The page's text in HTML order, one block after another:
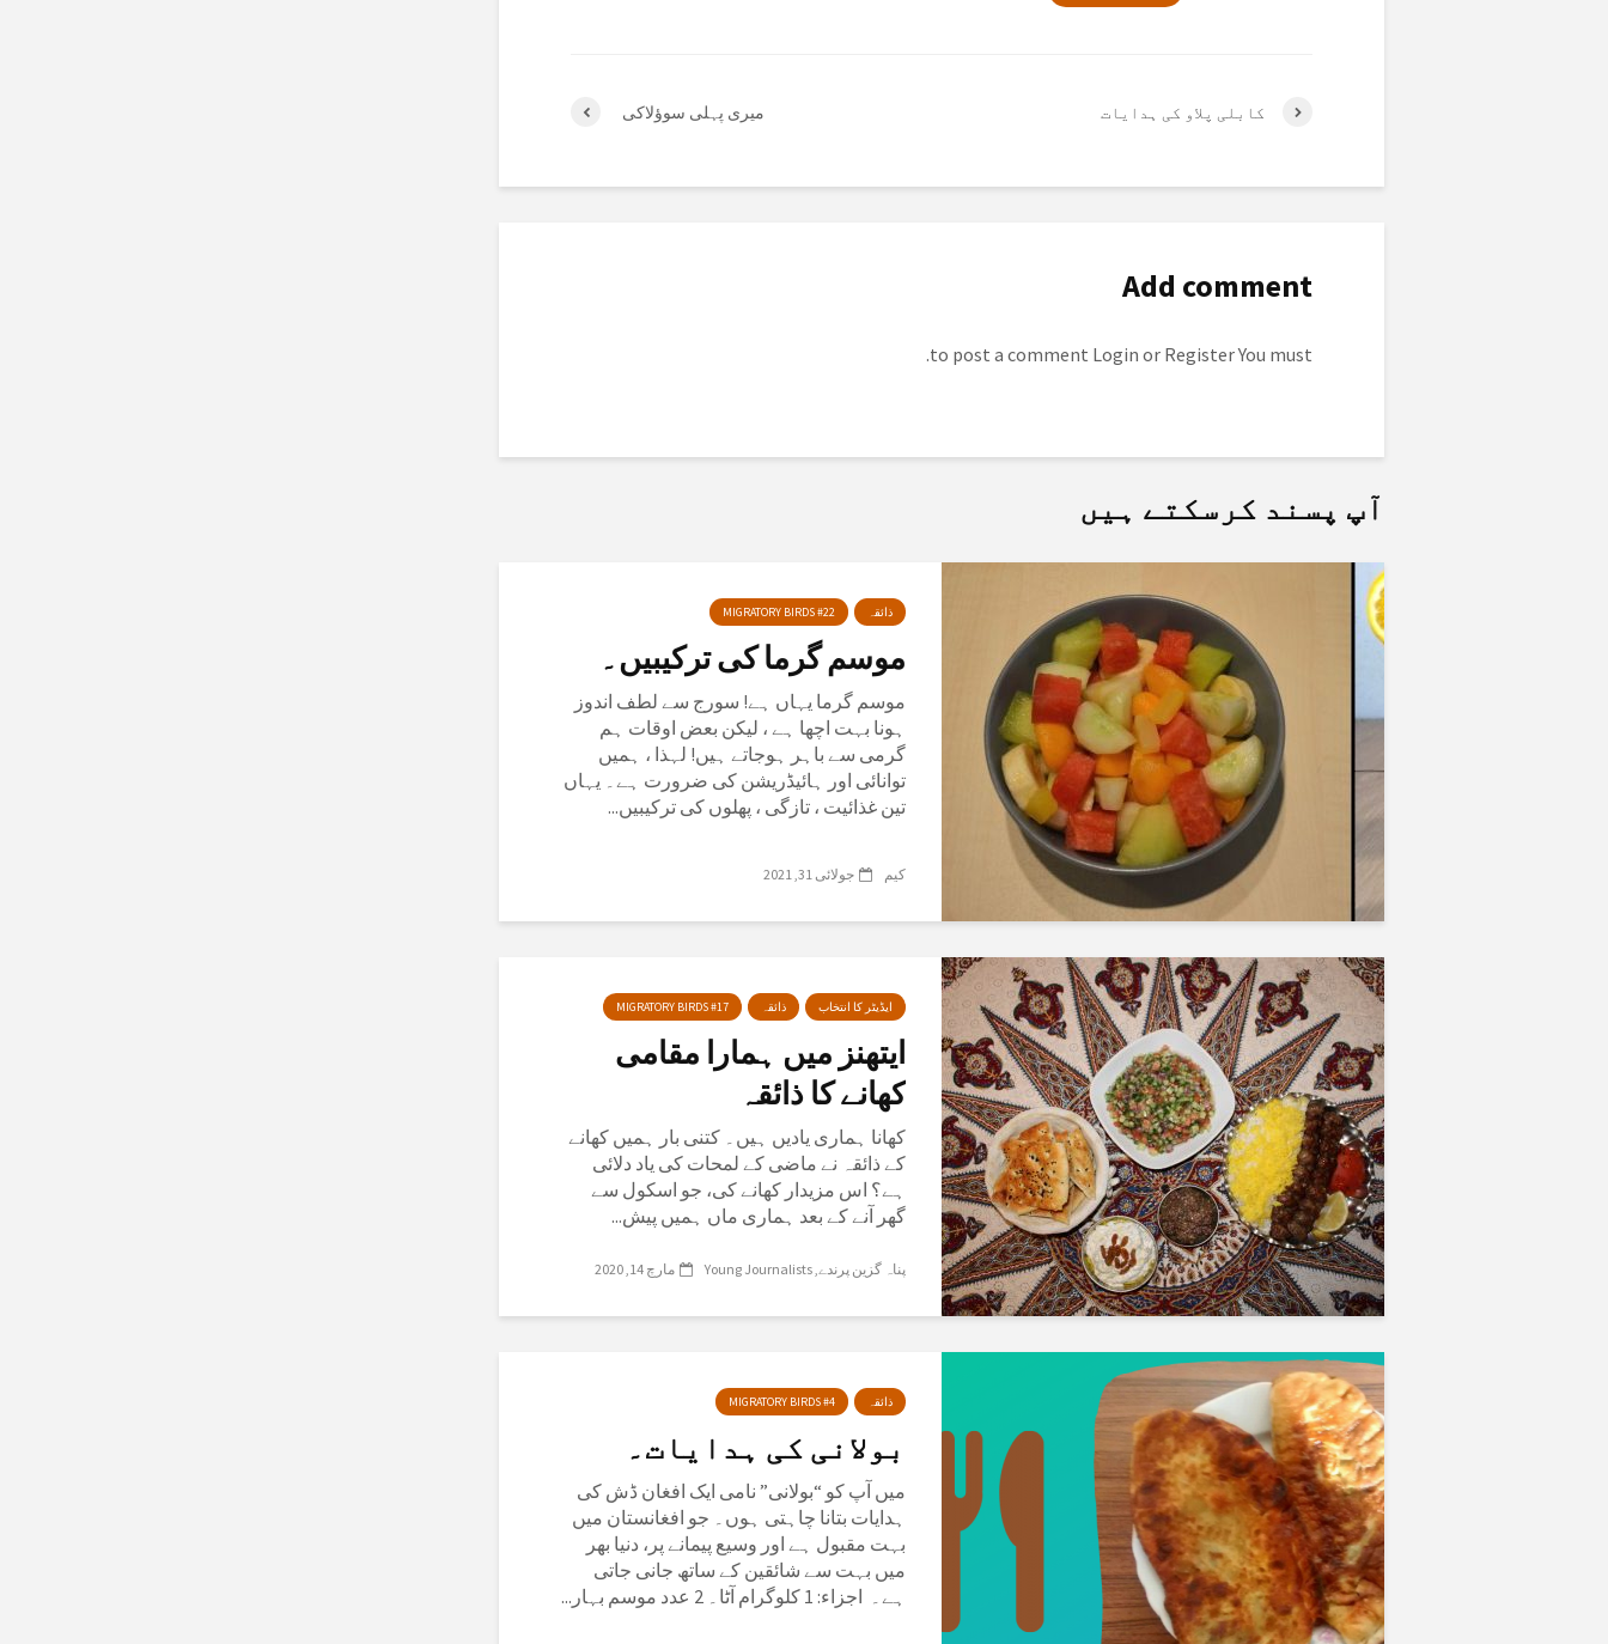
میری پہلی سوؤلاکی کابلی پلاو کی ہدایات
Add comment
You must
Register
Login
آپ پسند کرسکتے ہیں
ذائقہ MIGRATORY BIRDS #22
موسم گرما کی ترکیبیں۔
موسم گرما یہاں ہے! سورج سے لطف اندوز
ہونا بہت اچھا ہے ، لیکن بعض اوقات ہم
گرمی سے باہر ہوجاتے ہیں! لہذا ، ہمیں
توانائی اور ہائیڈریشن کی ضرورت ہے۔ یہاں
تین غذائیت ، تازگی ، پھلوں کی ترکیبیں...
کیم جولائی 31, 2021
ایڈیٹر کا انتخاب ذائقہ MIGRATORY BIRDS #17
ایتھنز میں ہمارا مقامی
کھانے کا ذائقہ
کھانا ہماری یادیں ہیں۔ کتنی بار ہمیں کھانے
کے ذائقہ نے ماضی کے لمحات کی یاد دلائی
ہے؟ اس مزیدار کھانے کی، جو اسکول سے
گھر آنے کے بعد ہماری ماں ہمیں پیش...
پناہ گزین پرندے Young Journalists مارچ 14, 2020
ذائقہ MIGRATORY BIRDS #4
بولانی کی ہدایات۔
میں آپ کو “بولانی” نامی ایک افغان ڈش کی
ہدایات بتانا چاہتی ہوں۔ جو افغانستان میں
بہت مقبول ہے اور وسیع پیمانے پر، دنیا بھر
میں بہت سے شائقین کے ساتھ جانی جاتی
ہے۔ اجزاء: 1 کلوگرام آٹا۔ 2 عدد موسم بہار...